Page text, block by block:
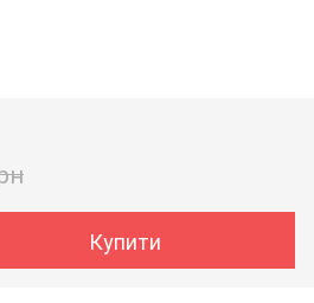
Купити